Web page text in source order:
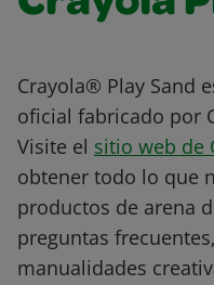
Crayola® Play Sand
oficial fabricado por
Visite el sitio web de
obtener todo lo que
productos de arena
preguntas
manualidades